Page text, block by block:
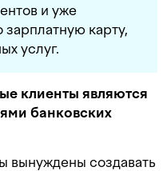
и уже
карту,
услуг.
клиенты являются
банковских
вынуждены создавать